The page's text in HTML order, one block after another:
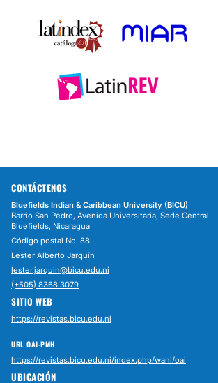
CONTÁCTENOS
Bluefields Indian & Caribbean University (BICU)
Barrio San Pedro, Avenida Universitaria, Sede Central
Bluefields, Nicaragua
Código postal No. 88
Lester Alberto Jarquín
lester.jarquin@bicu.edu.ni
(+505) 8368 3079
SITIO WEB
https://revistas.bicu.edu.ni
URL OAI-PMH
https://revistas.bicu.edu.ni/index.php/wani/oai
UBICACIÓN